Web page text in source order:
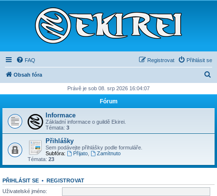
FAQ Přihlásit se
Registrovat
Obsah fóra
d
t
Právě je sob 08. srp 2026 16:04:07
Fórum
Informace
Základní informace o guildě Ekirei.
Témata: 3
Přihlášky
Sem podávejte přihlášky podle formuláře.
Subfóra:
Přijato,
Zamítnuto
Témata: 23
PŘIHLÁSIT SE • REGISTROVAT
Uživatelské jméno: